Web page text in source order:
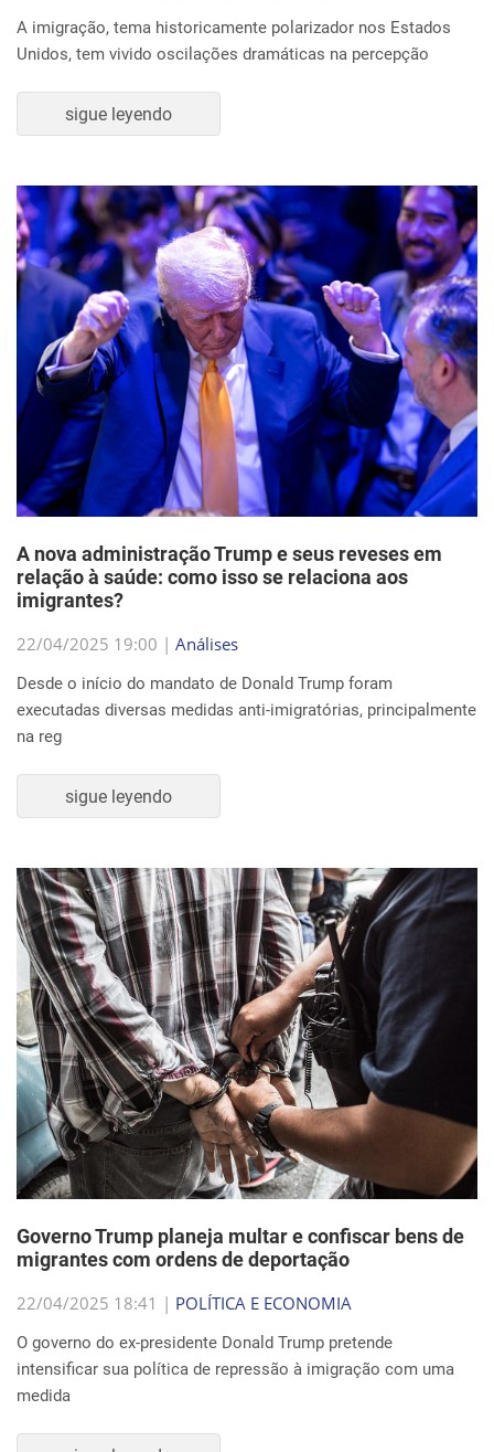
A imigração, tema historicamente polarizador nos Estados
Unidos, tem vivido oscilações dramáticas na percepção
sigue leyendo
A nova administração Trump e seus reveses em
relação à saúde: como isso se relaciona aos
imigrantes?
22/04/2025 19:00 | Análises
Desde o início do mandato de Donald Trump foram
executadas diversas medidas anti-imigratórias, principalmente
na reg
sigue leyendo
Governo Trump planeja multar e confiscar bens de
migrantes com ordens de deportação
22/04/2025 18:41 | POLÍTICA E ECONOMIA
O governo do ex-presidente Donald Trump pretende
intensificar sua política de repressão à imigração com uma
medida